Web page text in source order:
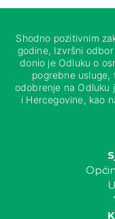
Shodno pozitivnim
godine, Izvršni
donio je Odluku o
pogrebne usluge,
odobrenje na Odluku
i Hercegovine, kao